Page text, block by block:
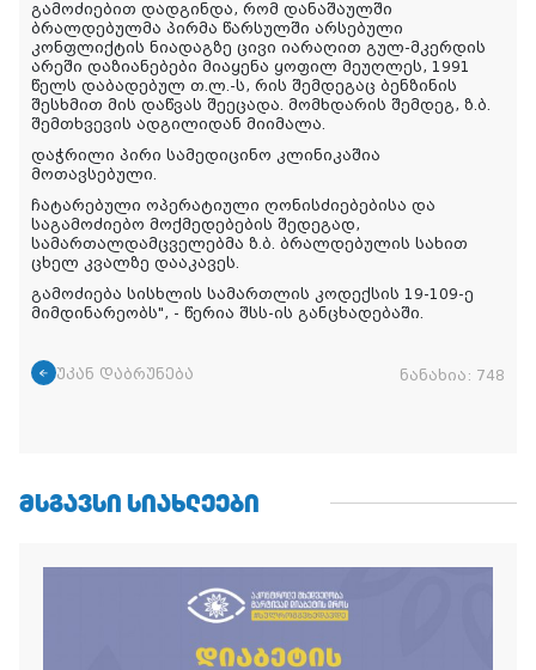
გამოძიებით დადგინდა, რომ დანაშაულში
ბრალდებულმა პირმა წარსულში არსებული
კონფლიქტის ნიადაგზე ცივი იარაღით გულ-მკერდის
არეში დაზიანებები მიაყენა ყოფილ მეუღლეს, 1991
წელს დაბადებულ თ.ლ.-ს, რის შემდეგაც ბენზინის
შესხმით მის დაწვას შეეცადა. მომხდარის შემდეგ, ზ.ბ.
შემთხვევის ადგილიდან მიიმალა.
დაჭრილი პირი სამედიცინო კლინიკაშია
მოთავსებული.
ჩატარებული ოპერატიული ღონისძიებებისა და
საგამოძიებო მოქმედებების შედეგად,
სამართალდამცველებმა ზ.ბ. ბრალდებულის სახით
ცხელ კვალზე დააკავეს.
გამოძიება სისხლის სამართლის კოდექსის 19-109-ე
მიმდინარეობს", - წერია შსს-ის განცხადებაში.
უკან დაბრუნება ნანახია: 748
ᲛᲡᲒᲐᲕᲡᲘ ᲡᲘᲐᲮᲚᲔᲔᲑᲘ